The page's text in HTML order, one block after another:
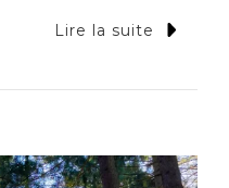
Lire la suite